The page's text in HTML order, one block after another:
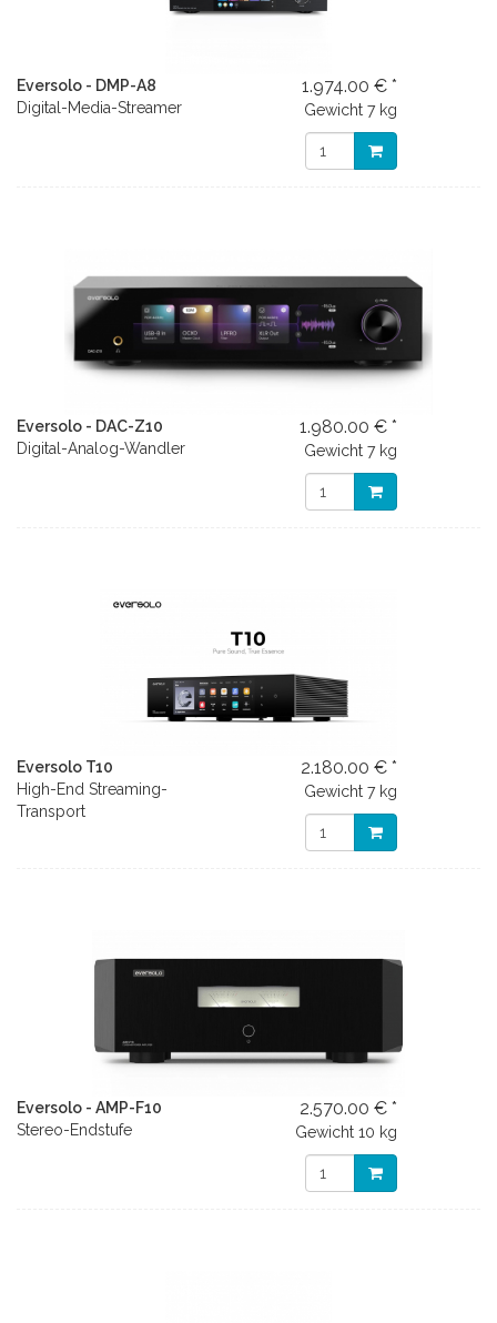
Eversolo - DMP-A8
Digital-Media-Streamer
1.974.00 € *
Gewicht 7 kg
Eversolo - DAC-Z10
Digital-Analog-Wandler
1.980.00 € *
Gewicht 7 kg
Eversolo T10
High-End Streaming-
Transport
2.180.00 € *
Gewicht 7 kg
Eversolo - AMP-F10
Stereo-Endstufe
2.570.00 € *
Gewicht 10 kg